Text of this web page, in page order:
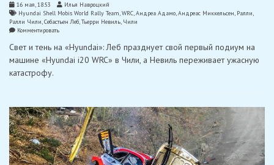
16 мая, 18:53
Илья Навроцкий
Hyundai Shell Mobis World Rally Team,WRC,Андреа Адамо,Андреас Миккельсен, Ралли
Ралли Чили,Себастьен Леб,Тьерри Невиль, Чили
Комментироватьon
Чили:
отпраздновал
гонщика
«Hyundai»
Свет и тень на «Hyundai»: Леб празднует свой первый подиум на
машине «Hyundai i20 WRC» в Чили, а Невиль переживает ужасную
катастрофу.